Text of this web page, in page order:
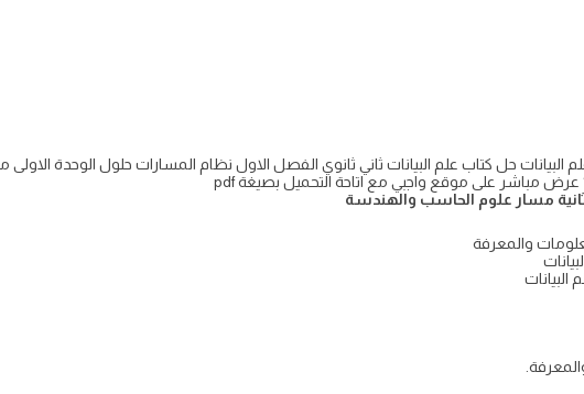
حل كتاب علم البيانات ثاني ثانوي الفصل الاول نظام المسارات حلول الوحدة الاولى
مسار علوم الحاسب والهندسة
والمعرفة